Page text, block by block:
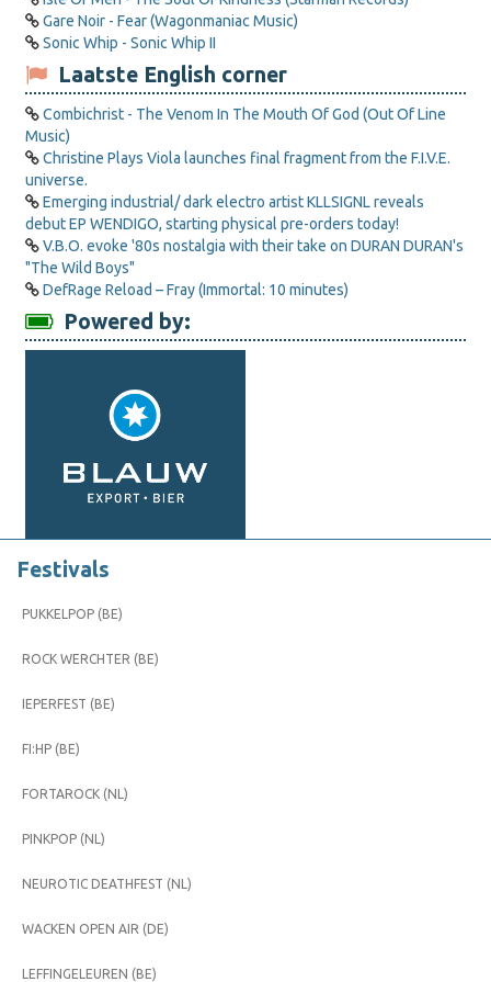
Gare Noir - Fear (Wagonmaniac Music)
Sonic Whip - Sonic Whip II
Laatste English corner
Combichrist - The Venom In The Mouth Of God (Out Of Line
Music)
Christine Plays Viola launches final fragment from the F.I.V.E.
universe.
Emerging industrial/ dark electro artist KLLSIGNL reveals
debut EP WENDIGO, starting physical pre-orders today!
V.B.O. evoke '80s nostalgia with their take on DURAN DURAN's
"The Wild Boys"
DefRage Reload – Fray (Immortal: 10 minutes)
Powered by:
Festivals
PUKKELPOP (BE)
ROCK WERCHTER (BE)
IEPERFEST (BE)
FI:HP (BE)
FORTAROCK (NL)
PINKPOP (NL)
NEUROTIC DEATHFEST (NL)
WACKEN OPEN AIR (DE)
LEFFINGELEUREN (BE)